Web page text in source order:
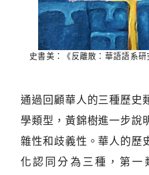
史書美：《反離散：華語語系研
通過回顧華人的三種歷史
學類型，黃錦樹進一步說
雜性和歧義性。華人的歷
化認同分為三種，第一